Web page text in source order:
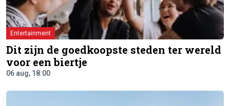
Entertainment
Dit zijn de goedkoopste steden ter wereld
voor een biertje
06 aug, 18:00